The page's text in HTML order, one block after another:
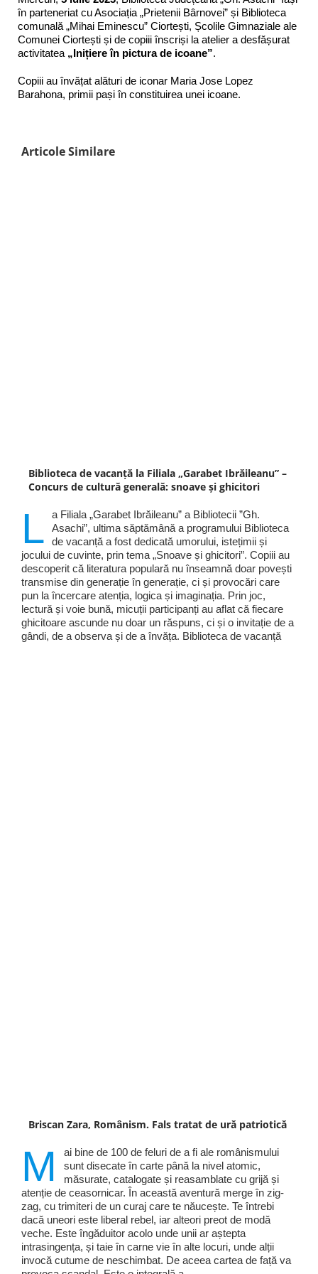
în parteneriat cu Asociația „Prietenii Bârnovei” și Biblioteca
comunală „Mihai Eminescu” Ciortești, Școlile Gimnaziale ale
Comunei Ciortești și de copiii înscriși la atelier a desfășurat
activitatea „Inițiere în pictura de icoane”.
Copiii au învățat alături de iconar Maria Jose Lopez
Barahona, primii pași în constituirea unei icoane.
Articole Similare
Biblioteca de vacanță la Filiala „Garabet Ibrăileanu” –
Concurs de cultură generală: snoave și ghicitori
L
a Filiala „Garabet Ibrăileanu” a Bibliotecii ”Gh.
Asachi”, ultima săptămână a programului Biblioteca
de vacanță a fost dedicată umorului, istețimii și
jocului de cuvinte, prin tema „Snoave și ghicitori”. Copiii au
descoperit că literatura populară nu înseamnă doar povești
transmise din generație în generație, ci și provocări care
pun la încercare atenția, logica și imaginația. Prin joc,
lectură și voie bună, micuții participanți au aflat că fiecare
ghicitoare ascunde nu doar un răspuns, ci și o invitație de a
gândi, de a observa și de a învăța. Biblioteca de vacanță
Briscan Zara, Românism. Fals tratat de ură patriotică
M
ai bine de 100 de feluri de a fi ale românismului
sunt disecate în carte până la nivel atomic,
măsurate, catalogate și reasamblate cu grijă și
atenție de ceasornicar. În această aventură merge în zig-
zag, cu trimiteri de un curaj care te năucește. Te întrebi
dacă uneori este liberal rebel, iar alteori preot de modă
veche. Este îngăduitor acolo unde unii ar aștepta
intrasingența, și taie în carne vie în alte locuri, unde alții
invocă cutume de neschimbat. De aceea cartea de față va